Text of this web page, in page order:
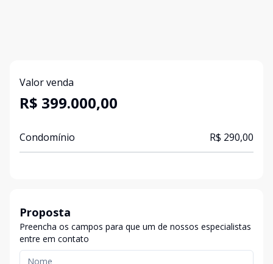
Valor venda
R$ 399.000,00
Condomínio R$ 290,00
Proposta
Preencha os campos para que um de nossos especialistas
entre em contato